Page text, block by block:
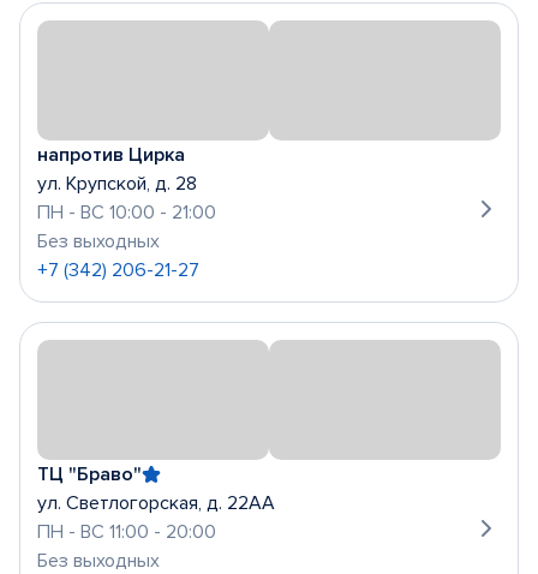
напротив Цирка
ул. Крупской, д. 28
ПН - ВС 10:00 - 21:00
Без выходных
+7 (342) 206-21-27
ТЦ "Браво"
ул. Светлогорская, д. 22АА
ПН - ВС 11:00 - 20:00
Без выходных